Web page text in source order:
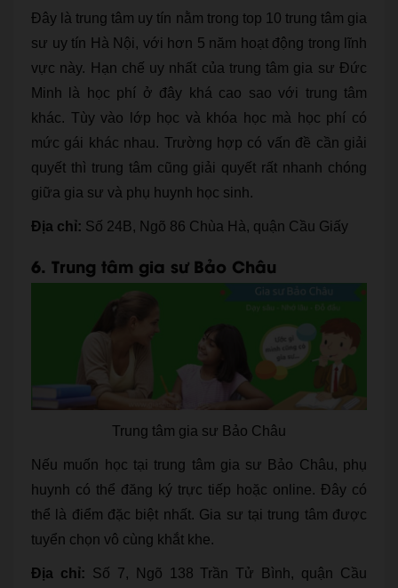
Đây là trung tâm uy tín nằm trong top 10 trung tâm gia
sư uy tín Hà Nội, với hơn 5 năm hoạt động trong lĩnh
vực này. Hạn chế uy nhất của trung tâm gia sư Đức
Minh là học phí ở đây khá cao sao với trung tâm
khác. Tùy vào lớp học và khóa học mà học phí có
mức gái khác nhau. Trường hợp có vấn đề cần giải
quyết thì trung tâm cũng giải quyết rất nhanh chóng
giữa gia sư và phụ huynh học sinh.
Địa chỉ: Số 24B, Ngõ 86 Chùa Hà, quận Cầu Giấy
6. Trung tâm gia sư Bảo Châu
Trung tâm gia sư Bảo Châu
Nếu muốn học tại trung tâm gia sư Bảo Châu, phụ
huynh có thể đăng ký trực tiếp hoặc online. Đây có
thể là điểm đặc biệt nhất. Gia sư tại trung tâm được
tuyển chọn vô cùng khắt khe.
Địa chỉ: Số 7, Ngõ 138 Trần Tử Bình, quận Cầu